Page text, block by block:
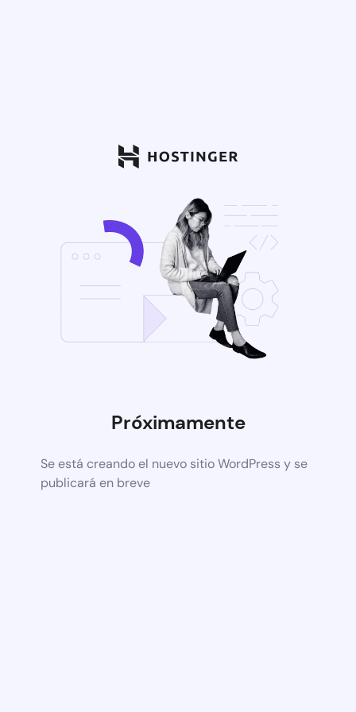
Próximamente
Se está creando el nuevo sitio WordPress y se
publicará en breve